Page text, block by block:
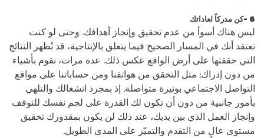
6 -كن مدركاً لعاداتك
ليس هناك أسوأ من عدم تحقيق وإنجاز أهدافك. وحتى لو كنت
تعتقد أنك في المسار الصحيح فيما يتعلق بالإنتاجية، قد تُظهر النتائج
التي حققتها على أرض الواقع عكس ذلك. عدة مرات، نقوم بأشياء
من دون إدراك: مثل التحقق من هواتفنا ومن حساباتنا على مواقع
التواصل الاجتماعي بوتيرة متواصلة. إذ بمجرد انشغالك والتلهي
بأمور جانبية من دون أن تكون لك القدرة على لجم نفسك للتوقف
وإنجاز العمل الذي بين يديك، عند ذلك لن يكون بمقدورك تحقيق
مستوى عالٍ من التقدم والتميّز على المدى الطويل.